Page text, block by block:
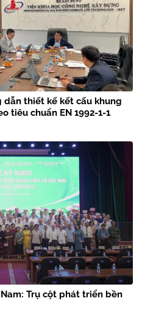
dẫn thiết kế kết cấu khung
tiêu chuẩn EN 1992-1-1
Trụ cột phát triển bền